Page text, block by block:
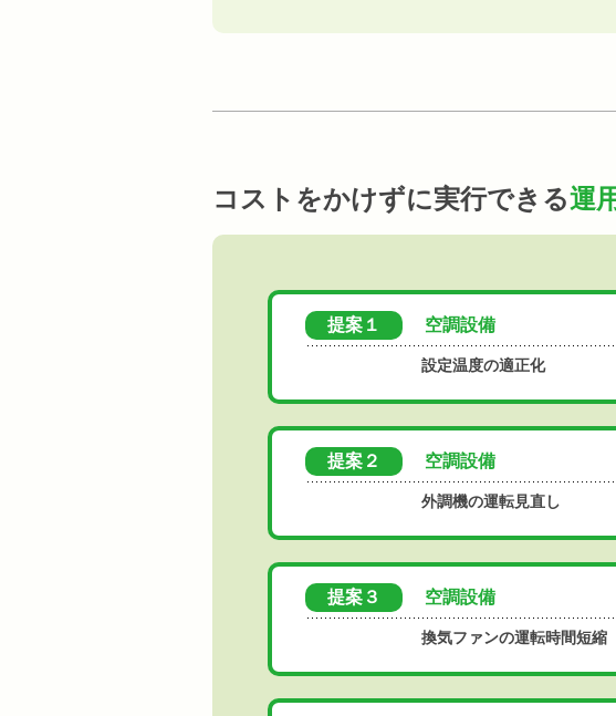
コストをかけずに実行できる運
提案１ 空調設備
設定温度の適正化
提案２ 空調設備
外調機の運転見直し
提案３ 空調設備
換気ファンの運転時間短縮